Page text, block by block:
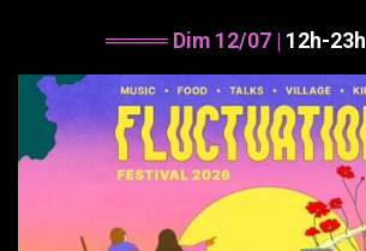
════ Dim 12/07 | 12h-23h